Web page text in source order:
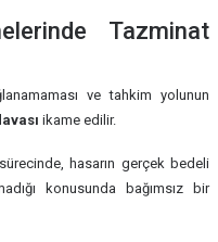
Tazminat
ve tahkim yolunun
ikame edilir.
hasarın gerçek bedeli
konusunda bağımsız bir